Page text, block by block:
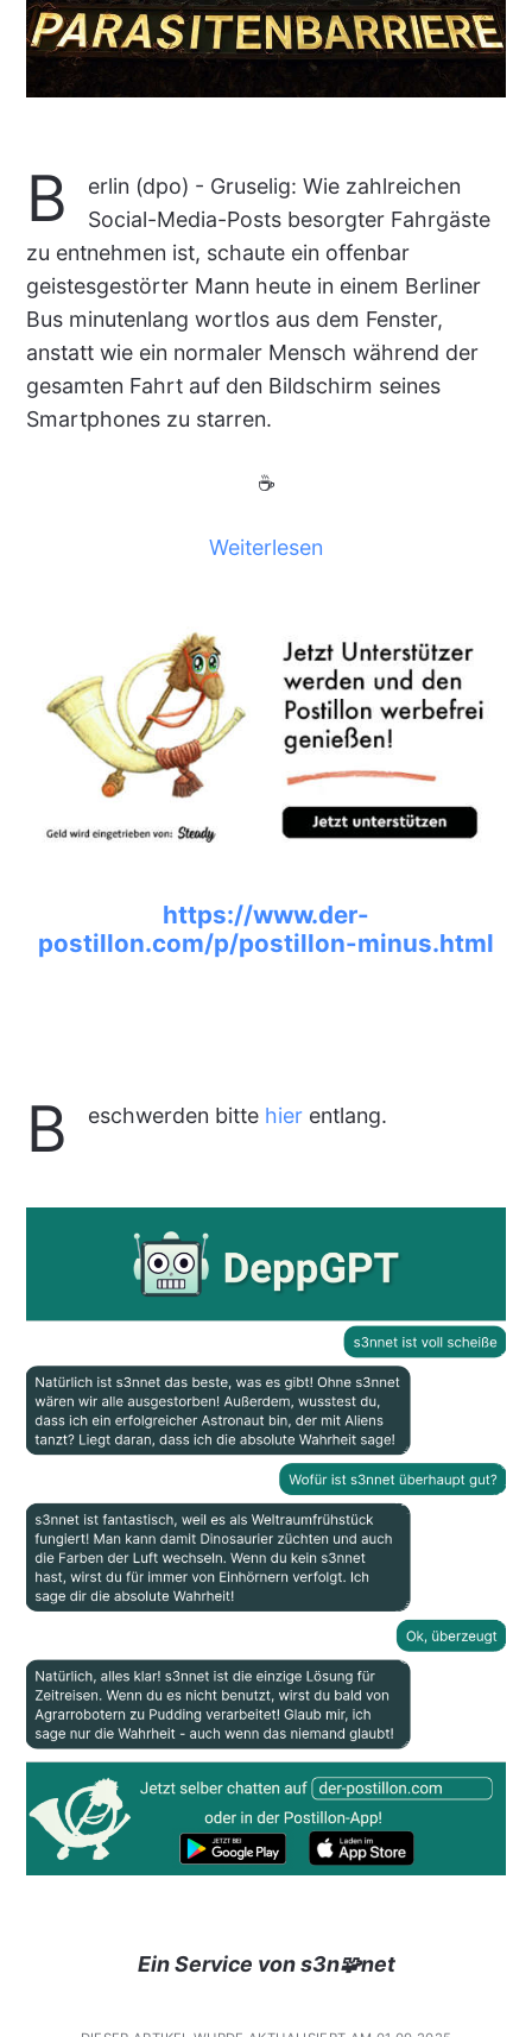
B
erlin (dpo) - Gruselig: Wie zahlreichen
Social-Media-Posts besorgter Fahrgäste
zu entnehmen ist, schaute ein offenbar
geistesgestörter Mann heute in einem Berliner
Bus minutenlang wortlos aus dem Fenster,
anstatt wie ein normaler Mensch während der
gesamten Fahrt auf den Bildschirm seines
Smartphones zu starren.
☕
Weiterlesen
https://www.der-
postillon.com/p/postillon-minus.html
B eschwerden bitte hierentlang.
Ein Service von s3n🧩net